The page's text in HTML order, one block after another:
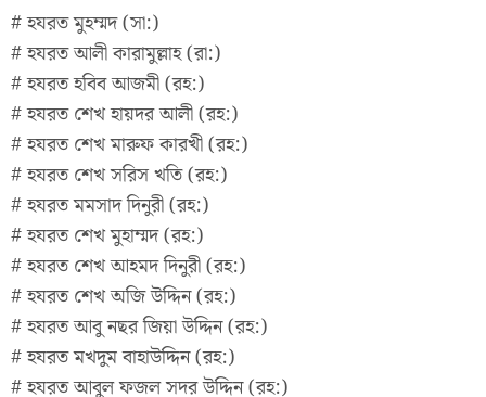
# হযরত মুহম্মদ (সা:)
# হযরত আলী কারামুল্লাহ (রা:)
# হযরত হবিব আজমী (রহ:)
# হযরত শেখ হায়দর আলী (রহ:)
# হযরত শেখ মারুফ কারখী (রহ:)
# হযরত শেখ সরিস খতি (রহ:)
# হযরত মমসাদ দিনুরী (রহ:)
# হযরত শেখ মুহাম্মদ (রহ:)
# হযরত শেখ আহমদ দিনুরী (রহ:)
# হযরত শেখ অজি উদ্দিন (রহ:)
# হযরত আবু নছর জিয়া উদ্দিন (রহ:)
# হযরত মখদুম বাহাউদ্দিন (রহ:)
# হযরত আবুল ফজল সদর উদ্দিন (রহ:)